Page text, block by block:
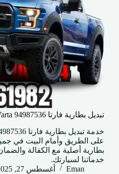
تبديل بطارية فارتا Varta 94987536
على الطريق وأمام البيت في
بطارية أصلية مع الكفالة
خدماتنا لسيارتك.
Eman
أغسطس 27, 2025